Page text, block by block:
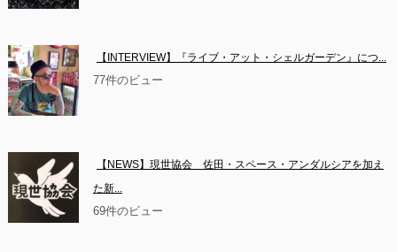
【INTERVIEW】『ライブ・アット・シェルガーデン』につ...
77件のビュー
【NEWS】現世協会　佐田・スペース・アンダルシアを加え
た新...
69件のビュー